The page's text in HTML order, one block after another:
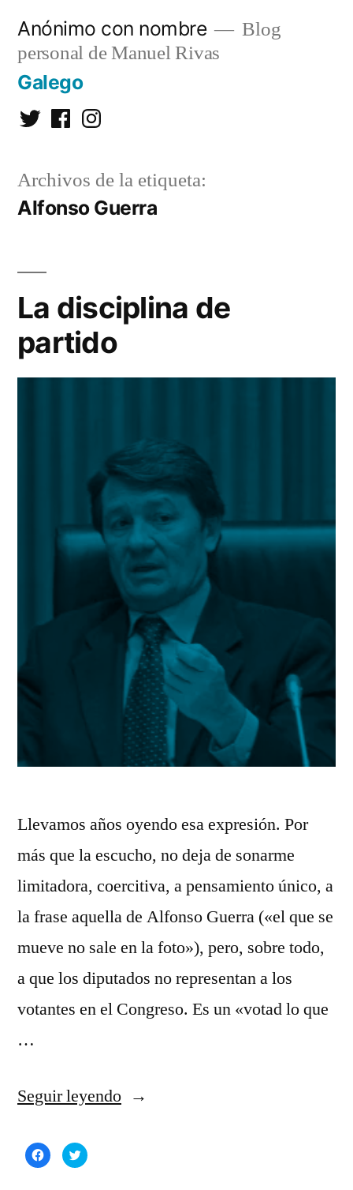
contenido
Anónimo con nombre
Blog
personal de Manuel Rivas
Galego
TwitterFacebookInstagram
Archivos de la etiqueta:
Alfonso Guerra
La disciplina de
partido
Llevamos años oyendo esa expresión. Por
más que la escucho, no deja de sonarme
limitadora, coercitiva, a pensamiento único, a
la frase aquella de Alfonso Guerra («el que se
mueve no sale en la foto»), pero, sobre todo,
a que los diputados no representan a los
votantes en el Congreso. Es un «votad lo que
…
Seguir leyendo«La
Haz
clic
Haz
clic